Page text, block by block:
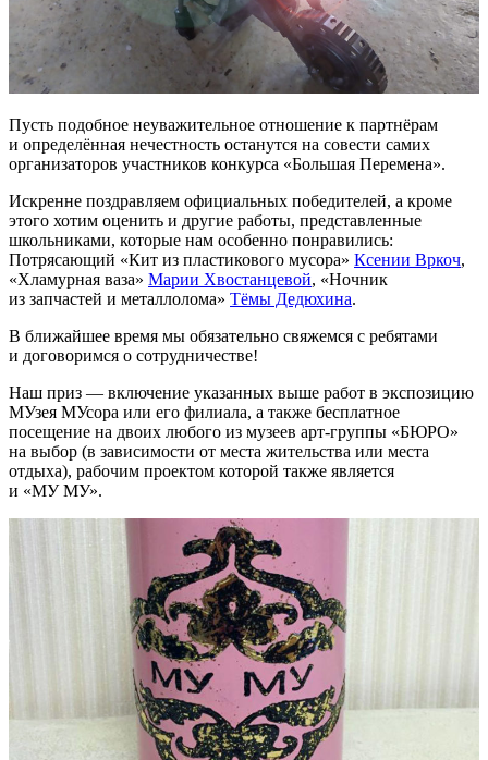
Пусть подобное неуважительное отношение к партнёрам
и определённая нечестность останутся на совести самих
организаторов участников конкурса «Большая Перемена».
Искренне поздравляем официальных победителей, а кроме
этого хотим оценить и другие работы, представленные
школьниками, которые нам особенно понравились:
Потрясающий «Кит из пластикового мусора» Ксении Вркоч,
«Хламурная ваза» Марии Хвостанцевой, «Ночник
из запчастей и металлолома» Тёмы Дедюхина.
В ближайшее время мы обязательно свяжемся с ребятами
и договоримся о сотрудничестве!
Наш приз — включение указанных выше работ в экспозицию
МУзея МУсора или его филиала, а также бесплатное
посещение на двоих любого из музеев арт-группы «БЮРО»
на выбор (в зависимости от места жительства или места
отдыха), рабочим проектом которой также является
и «МУ МУ».